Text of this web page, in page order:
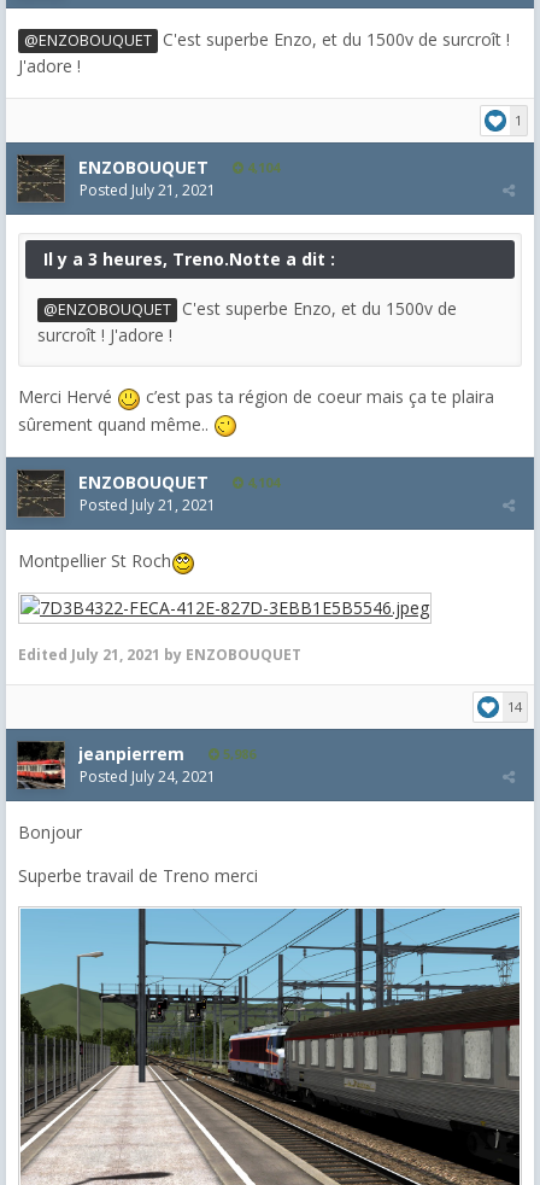
@ENZOBOUQUET C'est superbe Enzo, et du 1500v de surcroît !
J'adore !
1
ENZOBOUQUET 4,104
Posted July 21, 2021
Il y a 3 heures, Treno.Notte a dit :
@ENZOBOUQUET C'est superbe Enzo, et du 1500v de
surcroît ! J'adore !
Merci Hervé
c’est pas ta région de coeur mais ça te plaira
sûrement quand même..
ENZOBOUQUET 4,104
Posted July 21, 2021
Montpellier St Roch
Edited July 21, 2021 by ENZOBOUQUET
14
jeanpierrem 5,986
Posted July 24, 2021
Bonjour
Superbe travail de Treno merci